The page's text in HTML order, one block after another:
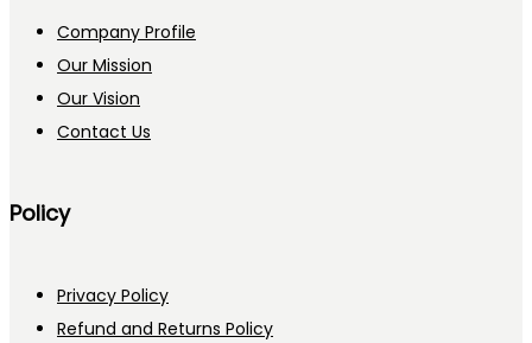
Company Profile
Our Mission
Our Vision
Contact Us
Policy
Privacy Policy
Refund and Returns Policy